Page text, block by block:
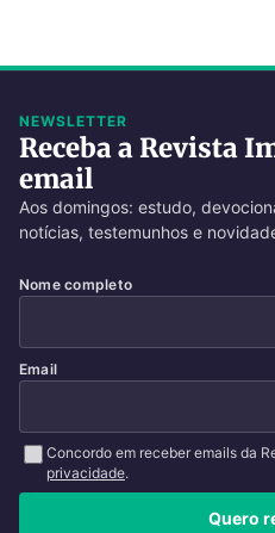
NEWSLETTER
Receba a Revista
email
Aos domingos: estudo,
notícias, testemunhos e
Nome completo
Email
Concordo em receber emails da
privacidade.
Quero